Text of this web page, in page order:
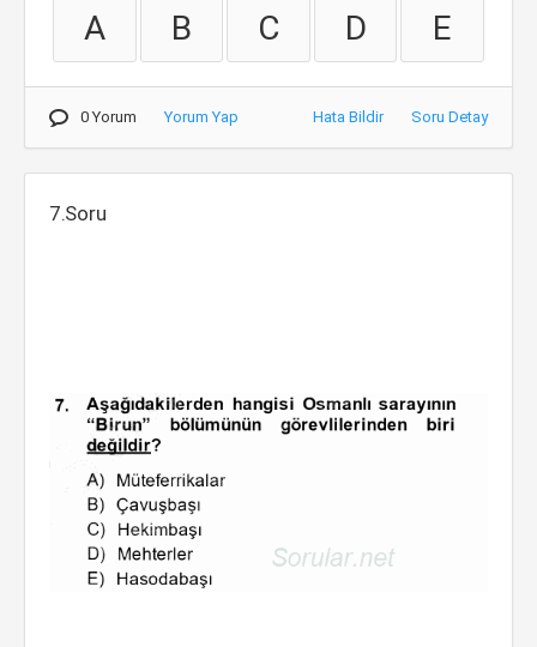
A B C D E
0 Yorum Yorum Yap Hata Bildir Soru Detay
7.Soru